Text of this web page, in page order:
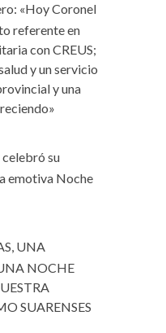
«Hoy Coronel
referente en
con CREUS;
y un servicio
y una
celebró su
emotiva Noche
UNA
NOCHE
SUARENSES